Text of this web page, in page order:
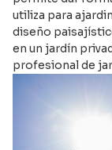
utiliza para
diseño
en un jardín
profesional de